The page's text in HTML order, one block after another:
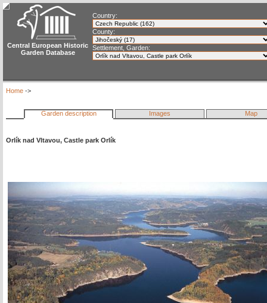
Central European Historic
Garden Database
Country:
County:
Settlement, Garden:
Home ->
Garden description Images Map
Orlík nad Vltavou, Castle park Orlík